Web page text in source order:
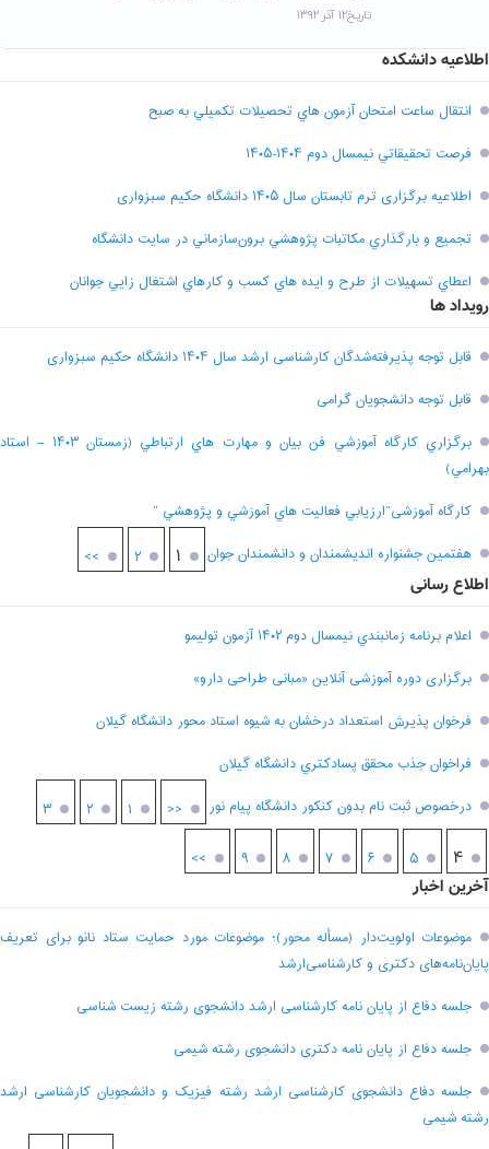
تاریخ۱۲ آذر ۱۳۹۲
اطلاعیه دانشکده
انتقال ساعت امتحان آزمون هاي تحصيلات تکميلي به صبح
فرصت تحقيقاتي نیمسال دوم ۱۴۰۴-۱۴۰۵
اطلاعیه برگزاری ترم تابستان سال ۱۴۰۵ دانشگاه حکیم سبزواری
تجميع و بارگذاري مکاتبات پژوهشي برون‌سازماني در سايت دانشگاه
اعطاي تسهيلات از طرح و ايده هاي کسب و کارهاي اشتغال زايي جوانان
رویداد ها
قابل توجه پذیرفته‌شدگان کارشناسی ارشد سال ۱۴۰۴ دانشگاه حکیم سبزواری
قابل توجه دانشجویان گرامی
برگزاري کارگاه آموزشي فن بيان و مهارت هاي ارتباطي (زمستان ۱۴۰۳ – استاد
بهرامي)
کارگاه آموزشی”ارزيابي فعاليت هاي آموزشي و پژوهشي “
هفتمين جشنواره انديشمندان و دانشمندان جوان
۱ ۲ >>
اطلاع رسانی
اعلام برنامه زمانبندي نيمسال دوم ۱۴۰۲ آزمون توليمو
برگزاری دوره آموزشی آنلاین «مبانی طراحی دارو»
فرخوان پذيرش استعداد درخشان به شيوه استاد محور دانشگاه گيلان
فراخوان جذب محقق پسادکتري دانشگاه گيلان
درخصوص ثبت نام بدون کنکور دانشگاه پیام نور
<< ۱ ۲ ۳
۴ ۵ ۶ ۷ ۸ ۹ >>
آخرین اخبار
موضوعات اولویت‌دار (مسأله محور)؛ موضوعات مورد حمایت ستاد نانو برای تعریف
پایان‌نامه‌های دکتری و کارشناسی‌ارشد
جلسه دفاع از پایان نامه کارشناسی ارشد دانشجوی رشته زیست شناسی
جلسه دفاع از پایان نامه دکتری دانشجوی رشته شیمی
جلسه دفاع دانشجوی کارشناسی ارشد رشته فیزیک و دانشجویان کارشناسی ارشد
رشته شیمی